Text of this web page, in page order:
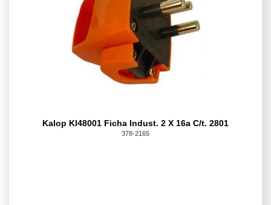
Kalop Kl48001 Ficha Indust. 2 X 16a C/t. 2801
378-2165